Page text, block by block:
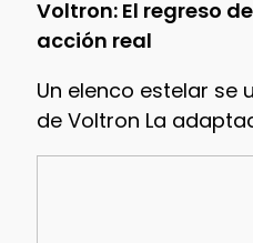
Voltron: El regreso
acción real
Un elenco estelar se
de Voltron La